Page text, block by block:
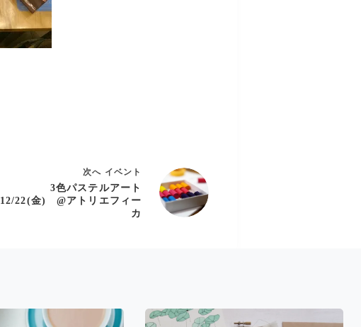
次へ イベント
3色パステルアート
12/22(金) @アトリエフィー
カ